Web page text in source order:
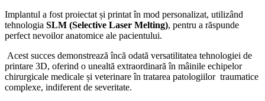
Implantul a fost proiectat și printat în mod personalizat, utilizând
tehnologia SLM (Selective Laser Melting), pentru a răspunde
perfect nevoilor anatomice ale pacientului.
Acest succes demonstrează încă odată versatilitatea tehnologiei de
printare 3D, oferind o unealtă extraordinară în mâinile echipelor
chirurgicale medicale și veterinare în tratarea patologiilor traumatice
complexe, indiferent de severitate.